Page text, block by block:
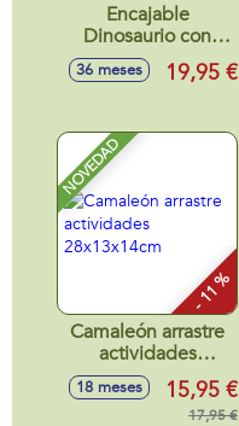
Encajable
Dinosaurio con
accesorios, luces y
sonidos
36 meses 19,95 €
NOVEDAD
- 11 %
Camaleón arrastre
actividades
28x13x14cm
18 meses 15,95 €
17,95 €